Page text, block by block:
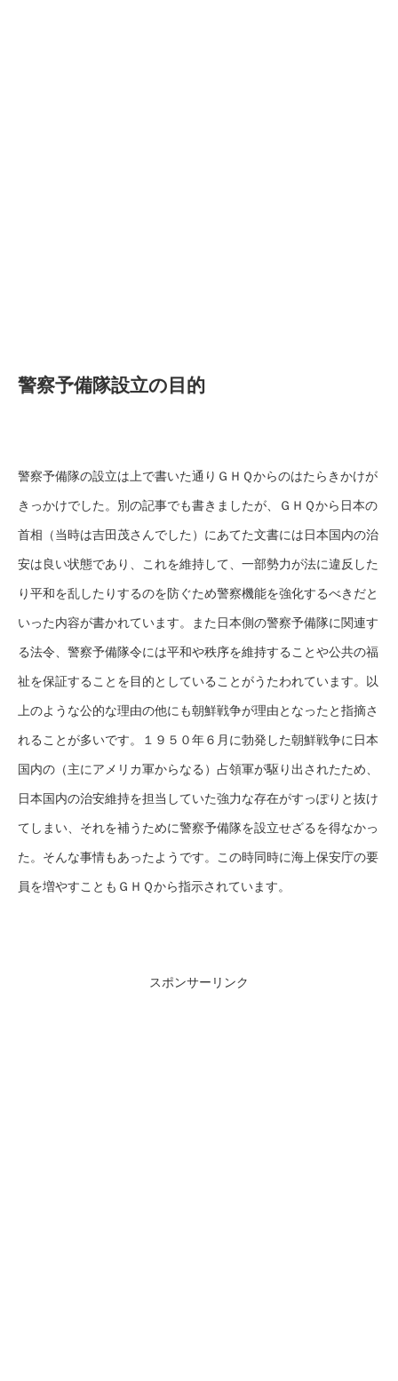
警察予備隊設立の目的
警察予備隊の設立は上で書いた通りＧＨＱからのはたらきかけが
きっかけでした。別の記事でも書きましたが、ＧＨＱから日本の
首相（当時は吉田茂さんでした）にあてた文書には日本国内の治
安は良い状態であり、これを維持して、一部勢力が法に違反した
り平和を乱したりするのを防ぐため警察機能を強化するべきだと
いった内容が書かれています。また日本側の警察予備隊に関連す
る法令、警察予備隊令には平和や秩序を維持することや公共の福
祉を保証することを目的としていることがうたわれています。以
上のような公的な理由の他にも朝鮮戦争が理由となったと指摘さ
れることが多いです。１９５０年６月に勃発した朝鮮戦争に日本
国内の（主にアメリカ軍からなる）占領軍が駆り出されたため、
日本国内の治安維持を担当していた強力な存在がすっぽりと抜け
てしまい、それを補うために警察予備隊を設立せざるを得なかっ
た。そんな事情もあったようです。この時同時に海上保安庁の要
員を増やすこともＧＨＱから指示されています。
スポンサーリンク